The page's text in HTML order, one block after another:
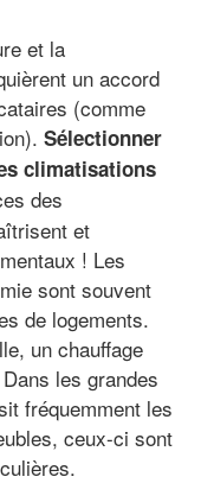
et la
un accord
(comme
Sélectionner
climatisations
des
et
! Les
sont souvent
de logements.
un chauffage
les grandes
fréquemment les
ceux-ci sont